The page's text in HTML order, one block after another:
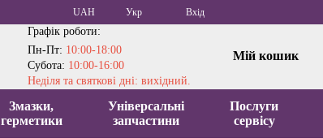
UAH Укр Вхід
Графік роботи:
Пн-Пт: 10:00-18:00
Субота: 10:00-16:00
Неділя та святкові дні: вихідний.
Мій кошик
Змазки,
герметики
Універсальні
запчастини
Послуги
сервісу